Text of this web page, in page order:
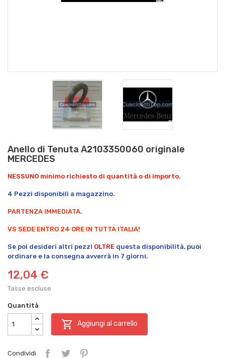
Anello di Tenuta A2103350060 originale
MERCEDES
NESSUNO minimo richiesto di quantità o di importo.
4 Pezzi disponibili a magazzino.
PARTENZA IMMEDIATA.
VS SEDE ENTRO 24 ORE IN TUTTA ITALIA!
Se poi desideri altri pezzi OLTRE questa disponibilità, puoi
ordinare e la consegna avverrà in 7 giorni.
12,04 €
Tasse escluse
Quantità
 Aggiungi al carrello
Condividi